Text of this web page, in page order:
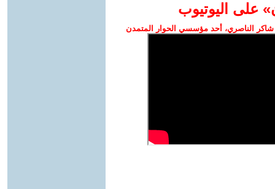
على اليوتيوب
الناصري، أحد مؤسسي الحوار المتمدن